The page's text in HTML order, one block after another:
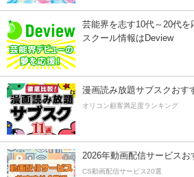
芸能界を志す10代～20代を
スクール情報はDeview
漫画読み放題サブスクおす
オリコン顧客満足度ランキング
2026年動画配信サービスお
CS動画配信サービス20選